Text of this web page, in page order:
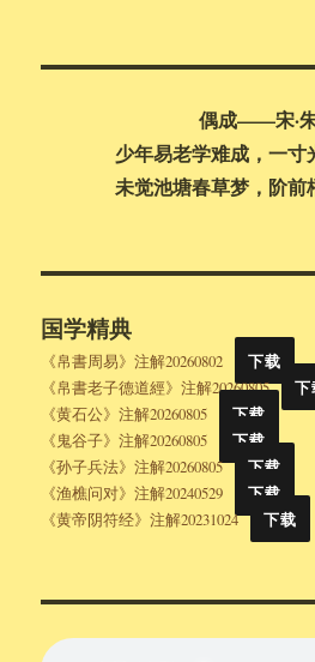
偶成——宋·
少年易老学难成，一寸
未觉池塘春草梦，阶前
国学精典
《帛書周易》注解20260802
下载
《帛書老子德道經》注解20260805
下
《黄石公》注解20260805
下载
《鬼谷子》注解20260805
下载
《孙子兵法》注解20260805
下载
《渔樵问对》注解20240529
下载
《黄帝阴符经》注解20231024
下载